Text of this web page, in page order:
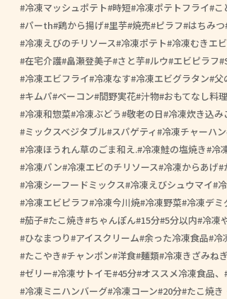
冷凍マッシュポテト 時短 冷凍ポテトフライ こ
パーth 鶏から揚げ 里芋 焼売 ピラフ はちみつ
冷凍えびのチリソース 冷凍ポテト 冷凍むきエビ
在宅介護 畠瀬登美子 さと芋 ルウ エビピラフ
冷凍エビフライ 冷凍なす 冷凍エビグラタン 父
キムパ ベーコン 間野実花 汁物 おもてなし料理
冷凍和惣菜 冷凍ぶどう 敬老の日 冷凍炊き込み
ミックスベジタブル スパゲティ 冷凍チャーハン
冷凍ほうれん草のごま和え. 冷凍鮭の塩焼き 冷
冷凍パン 冷凍エビのチリソース 冷凍からあげ
冷凍シーフードミックス 冷凍えびシュウマイ
冷凍エビピラフ 冷凍今川焼 冷凍野菜 冷凍デミ
茄子 たこ焼き ちゃんぽん 15分 5分以内 冷凍
ひなまつり アイスクリーム 余った冷凍食品 冷
たこやき チャンポン 洋食 麺類 冷凍きざみね
ゼリー 冷凍サトイモ 45分 オススメ冷凍食品、
冷凍ミニハンバーグ 冷凍コーン 20分 たこ焼き